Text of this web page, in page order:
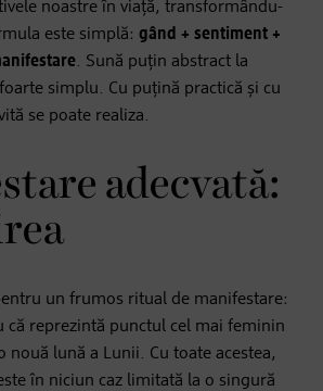
noastre în viață, transformându-
este simplă: gând + sentiment +
. Sună puțin abstract la
simplu. Cu puțină practică și cu
se poate realiza.
adecvată:
un frumos ritual de manifestare:
că reprezintă punctul cel mai feminin
nouă lună a Lunii. Cu toate acestea,
în niciun caz limitată la o singură